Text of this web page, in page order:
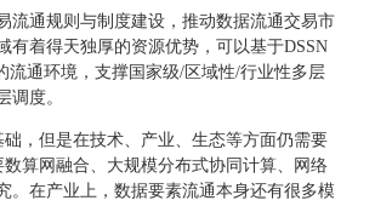
流通规则与制度建设，推动数据流通交易市
着得天独厚的资源优势，可以基于DSSN
流通环境，支撑国家级/区域性/行业性多层
度。
，但是在技术、产业、生态等方面仍需要
算网融合、大规模分布式协同计算、网络
。在产业上，数据要素流通本身还有很多模